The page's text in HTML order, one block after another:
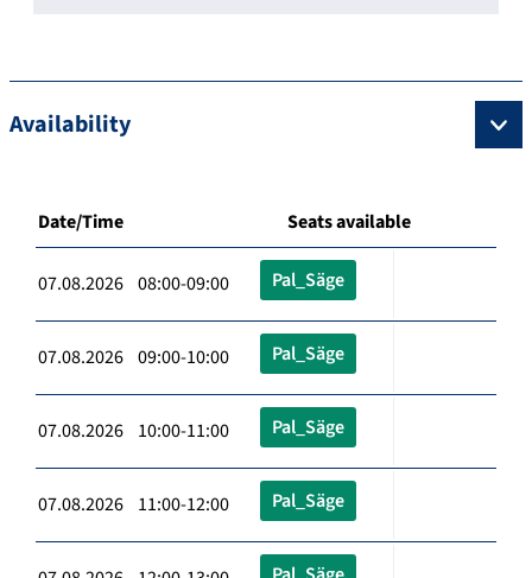
Availability
Date/Time Seats available
07.08.2026 08:00-09:00 Pal_Säge
07.08.2026 09:00-10:00 Pal_Säge
07.08.2026 10:00-11:00 Pal_Säge
07.08.2026 11:00-12:00 Pal_Säge